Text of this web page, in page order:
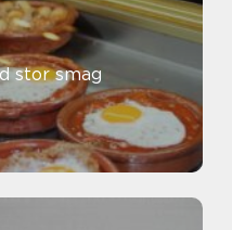
stor smag